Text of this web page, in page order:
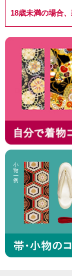
18歳未満の場合